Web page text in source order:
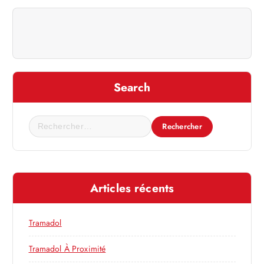
g
a
t
i
n
Search
R
e
c
e
c
e
r
Articles récents
Tramadol
Tramadol À Proximité